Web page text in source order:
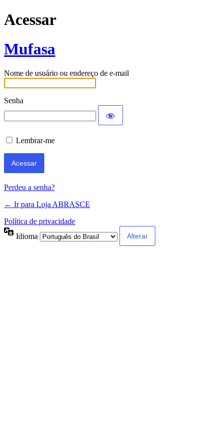
Acessar
Mufasa
Nome de usuário ou endereço de e-mail
Senha
Lembrar-me
Perdeu a senha?
← Ir para Loja ABRASCE
Política de privacidade
Idioma